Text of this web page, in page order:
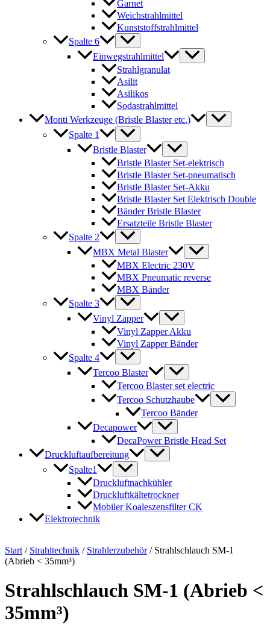
Garnet
Weichstrahlmittel
Kunststoffstrahlmittel
Spalte 6
Einwegstrahlmittel
Strahlgranulat
Asilit
Asilikos
Sodastrahlmittel
Monti Werkzeuge (Bristle Blaster etc.)
Spalte 1
Bristle Blaster
Bristle Blaster Set-elektrisch
Bristle Blaster Set-pneumatisch
Bristle Blaster Set-Akku
Bristle Blaster Set Elektrisch Double
Bänder Bristle Blaster
Ersatzteile Bristle Blaster
Spalte 2
MBX Metal Blaster
MBX Electric 230V
MBX Pneumatic reverse
MBX Bänder
Spalte 3
Vinyl Zapper
Vinyl Zapper Akku
Vinyl Zapper Bänder
Spalte 4
Tercoo Blaster
Tercoo Blaster set electric
Tercoo Schutzhaube
Tercoo Bänder
Decapower
DecaPower Bristle Head Set
Druckluftaufbereitung
Spalte1
Druckluftnachkühler
Druckluftkältetrockner
Mobiler Koaleszensfilter CK
Elektrotechnik
Start / Strahltechnik / Strahlerzubehör/ Strahlschlauch SM-1
(Abrieb < 35mm³)
Strahlschlauch SM-1 (Abrieb <
35mm³)